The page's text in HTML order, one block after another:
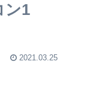
ン1
2021.03.25